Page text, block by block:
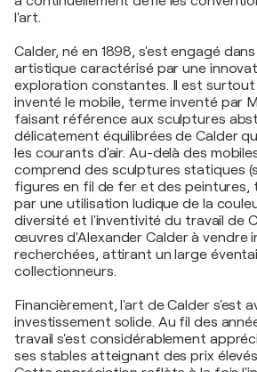
l'art.
Calder, né en 1898, s'est engagé
artistique caractérisé par une
exploration constantes. Il est
inventé le mobile, terme inventé par
faisant référence aux sculptures
délicatement équilibrées de Calder
les courants d'air. Au-delà des
comprend des sculptures statiques
figures en fil de fer et des peintures,
par une utilisation ludique de la
diversité et l'inventivité du travail de
œuvres d'Alexander Calder à vendre
recherchées, attirant un large
collectionneurs.
Financièrement, l'art de Calder s'est
investissement solide. Au fil des
travail s'est considérablement
ses stables atteignant des prix